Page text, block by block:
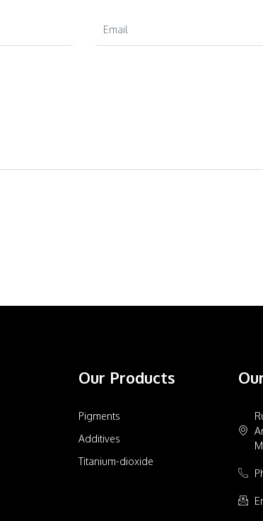
Our Products
Pigments
Additives
Titanium-dioxide